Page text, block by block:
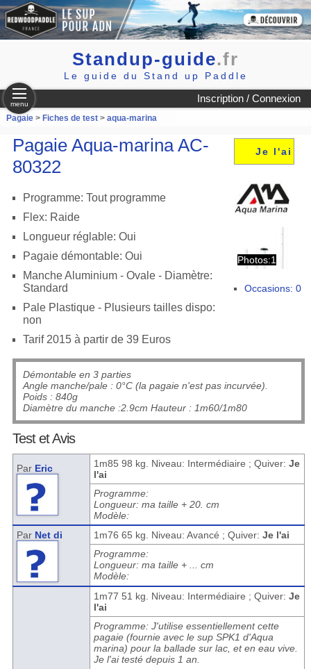
Standup-guide.fr
Le guide du Stand up Paddle
Inscription / Connexion
menu
Pagaie> Fiches de test> aqua-marina
Je l'ai
Photos:1
Occasions: 0
Pagaie Aqua-marina AC-
80322
Programme: Tout programme
Flex: Raide
Longueur réglable: Oui
Pagaie démontable: Oui
Manche Aluminium - Ovale - Diamètre:
Standard
Pale Plastique - Plusieurs tailles dispo:
non
Tarif 2015 à partir de 39 Euros
Démontable en 3 parties
Angle manche/pale : 0°C (la pagaie n'est pas incurvée).
Poids : 840g
Diamètre du manche :2.9cm Hauteur : 1m60/1m80
Test et Avis
Par Eric 1m85 98 kg. Niveau: Intermédiaire ; Quiver: Je
l'ai
Programme:
Longueur: ma taille + 20. cm
Modèle:
Par Net di 1m76 65 kg. Niveau: Avancé ; Quiver: Je l'ai
Programme:
Longueur: ma taille + ... cm
Modèle:
1m77 51 kg. Niveau: Intermédiaire ; Quiver: Je
l'ai
Programme: J'utilise essentiellement cette
pagaie (fournie avec le sup SPK1 d'Aqua
marina) pour la ballade sur lac, et en eau vive.
Je l'ai testé depuis 1 an.